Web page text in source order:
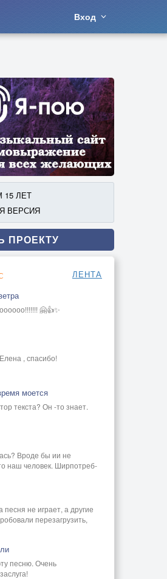
Вход
ЛЕТ
ВЕРСИЯ
ПРОЕКТУ
ЛЕНТА
🤗👍✨
, спасибо!
моется
текста? Он -то знает.
Вроде бы ии не
наш человек. Ширпотреб-
не играет, а другие
перезагрузить,
песню. Очень